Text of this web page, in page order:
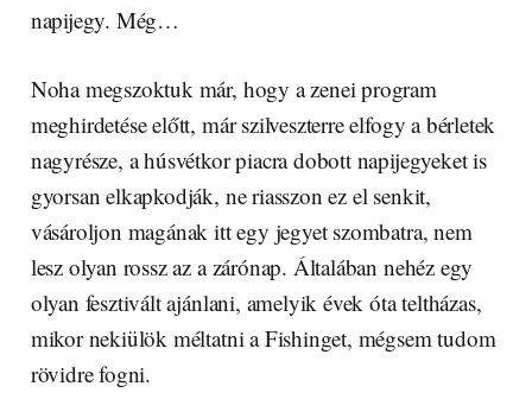
napijegy. Még…
Noha megszoktuk már, hogy a zenei program
meghirdetése előtt, már szilveszterre elfogy a bérletek
nagyrésze, a húsvétkor piacra dobott napijegyeket is
gyorsan elkapkodják, ne riasszon ez el senkit,
vásároljon magának itt egy jegyet szombatra, nem
lesz olyan rossz az a zárónap. Általában nehéz egy
olyan fesztivált ajánlani, amelyik évek óta teltházas,
mikor nekiülök méltatni a Fishinget, mégsem tudom
rövidre fogni.